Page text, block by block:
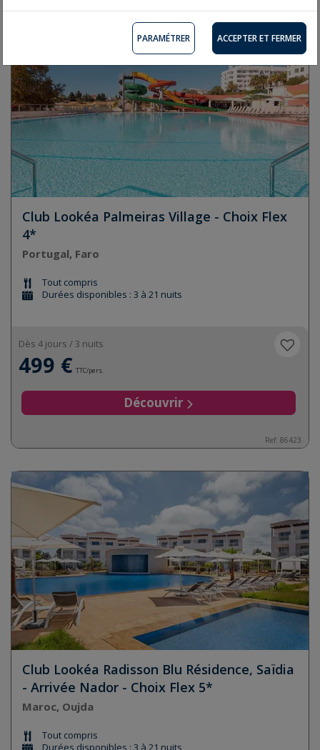
Club Lookéa Palmeiras Village - Choix Flex
4*
Portugal, Faro
Tout compris
Durées disponibles : 3 à 21 nuits
Dès 4 jours / 3 nuits
499 € TTC/pers.
Découvrir
Ref: 86423
Club Lookéa Radisson Blu Résidence, Saïdia
- Arrivée Nador - Choix Flex 5*
Maroc, Oujda
Tout compris
Durées disponibles : 3 à 21 nuits
PARAMÉTRER ACCEPTER ET FERMER